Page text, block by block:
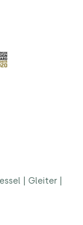
| Gleiter |